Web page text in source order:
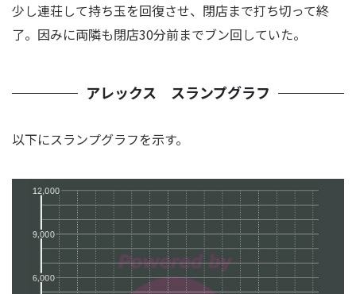
少し連荘して持ち玉を回復させ、閉店まで打ち切って終
了。因みに両隣も閉店30分前までブン回していた。
アレックス スランプグラフ
以下にスランプグラフを示す。